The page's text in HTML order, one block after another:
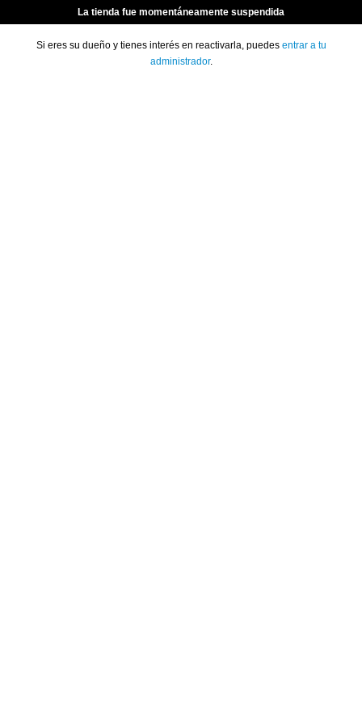
La tienda fue momentáneamente suspendida
Si eres su dueño y tienes interés en reactivarla, puedes entrar a tu
administrador.